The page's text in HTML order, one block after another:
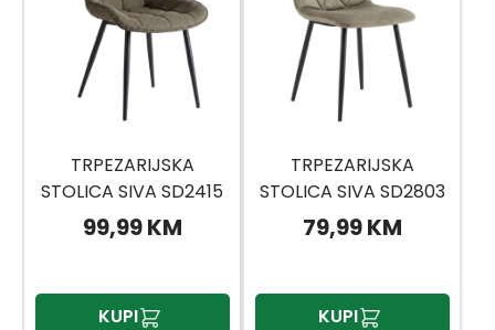
TRPEZARIJSKA
STOLICA SIVA SD2415
99,99 KM
KUPI
TRPEZARIJSKA
STOLICA SIVA SD2803
79,99 KM
KUPI